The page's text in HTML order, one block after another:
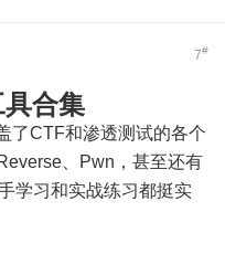
7#
合集
了CTF和渗透测试的各个
、Pwn，甚至还有
学习和实战练习都挺实